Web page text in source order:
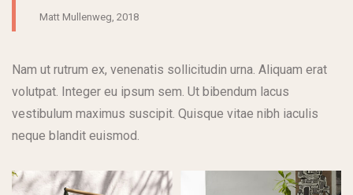
Matt Mullenweg, 2018
Nam ut rutrum ex, venenatis sollicitudin urna. Aliquam erat
volutpat. Integer eu ipsum sem. Ut bibendum lacus
vestibulum maximus suscipit. Quisque vitae nibh iaculis
neque blandit euismod.